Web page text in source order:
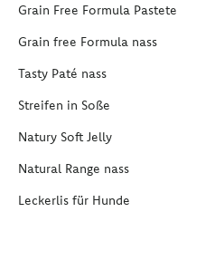
Grain Free Formula Pastete
Grain free Formula nass
Tasty Paté nass
Streifen in Soße
Natury Soft Jelly
Natural Range nass
Leckerlis für Hunde